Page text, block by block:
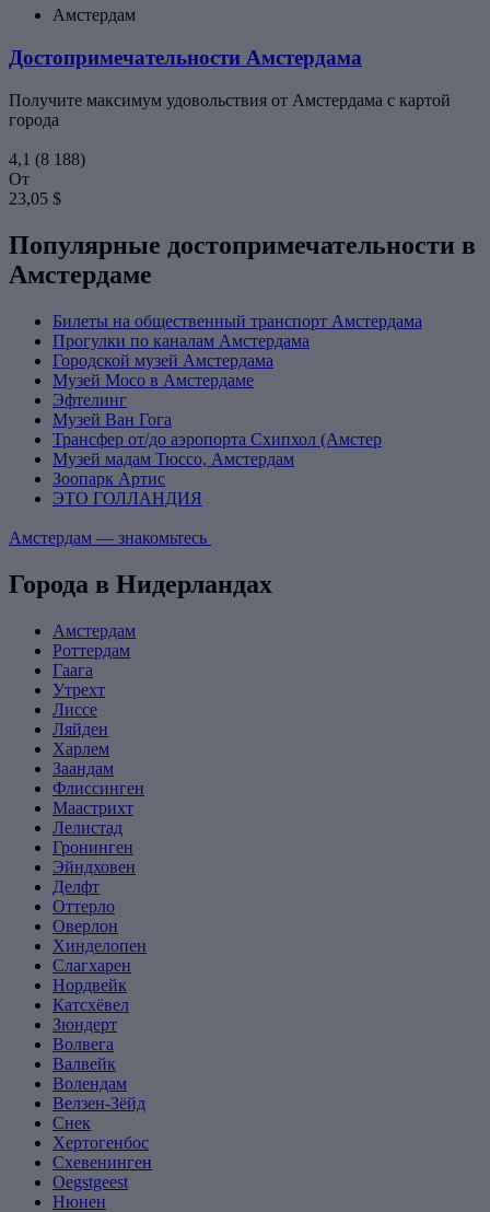
Амстердам
Достопримечательности Амстердама
Получите максимум удовольствия от Амстердама с картой
города
4,1 (8 188)
От
23,05 $
Популярные достопримечательности в
Амстердаме
Билеты на общественный транспорт Амстердама
Прогулки по каналам Амстердама
Городской музей Амстердама
Музей Moco в Амстердаме
Эфтелинг
Музей Ван Гога
Трансфер от/до аэропорта Схипхол (Амстер
Музей мадам Тюссо, Амстердам
Зоопарк Артис
ЭТО ГОЛЛАНДИЯ
Амстердам — знакомьтесь
Города в Нидерландах
Амстердам
Роттердам
Гаага
Утрехт
Лиссе
Ляйден
Харлем
Заандам
Флиссинген
Маастрихт
Лелистад
Гронинген
Эйндховен
Делфт
Оттерло
Оверлон
Хинделопен
Слагхарен
Нордвейк
Катсхёвел
Зюндерт
Волвега
Валвейк
Волендам
Велзен-Зёйд
Снек
Хертогенбос
Схевенинген
Oegstgeest
Нюнен